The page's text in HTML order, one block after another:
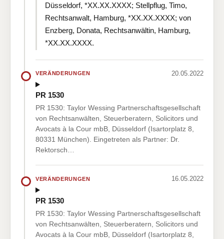
Düsseldorf, *XX.XX.XXXX; Stellpflug, Timo,
Rechtsanwalt, Hamburg, *XX.XX.XXXX; von
Enzberg, Donata, Rechtsanwältin, Hamburg,
*XX.XX.XXXX.
VERÄNDERUNGEN 20.05.2022
PR 1530
PR 1530: Taylor Wessing Partnerschaftsgesellschaft
von Rechtsanwälten, Steuerberatern, Solicitors und
Avocats à la Cour mbB, Düsseldorf (Isartorplatz 8,
80331 München). Eingetreten als Partner: Dr.
Rektorsch…
VERÄNDERUNGEN 16.05.2022
PR 1530
PR 1530: Taylor Wessing Partnerschaftsgesellschaft
von Rechtsanwälten, Steuerberatern, Solicitors und
Avocats à la Cour mbB, Düsseldorf (Isartorplatz 8,